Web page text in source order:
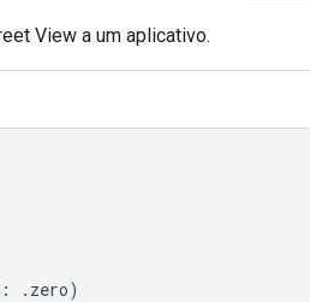
View a um aplicativo.
: . zero)